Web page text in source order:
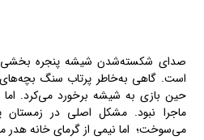
صدای شکسته‌شدن شیشه پنجره بخشی
است. گاهی به‌خاطر پرتاب سنگ
حین بازی به شیشه برخورد می‌کرد.
ماجرا نبود. مشکل اصلی در زمستان
می‌سوخت؛ اما نیمی از گرمای خانه هدر